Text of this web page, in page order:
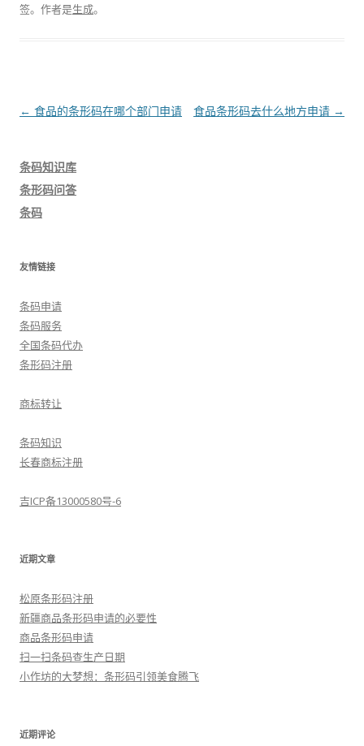
签。 作者是生成。
文
← 食品的条形码在哪个部门申请 食品条形码去什么地方申请 →
条码知识库
条形码问答
条码
友情链接
条码申请
条码服务
全国条码代办
条形码注册
商标转让
条码知识
长春商标注册
吉ICP备13000580号-6
近期文章
松原条形码注册
新疆商品条形码申请的必要性
商品条形码申请
扫一扫条码查生产日期
小作坊的大梦想：条形码引领美食腾飞
近期评论